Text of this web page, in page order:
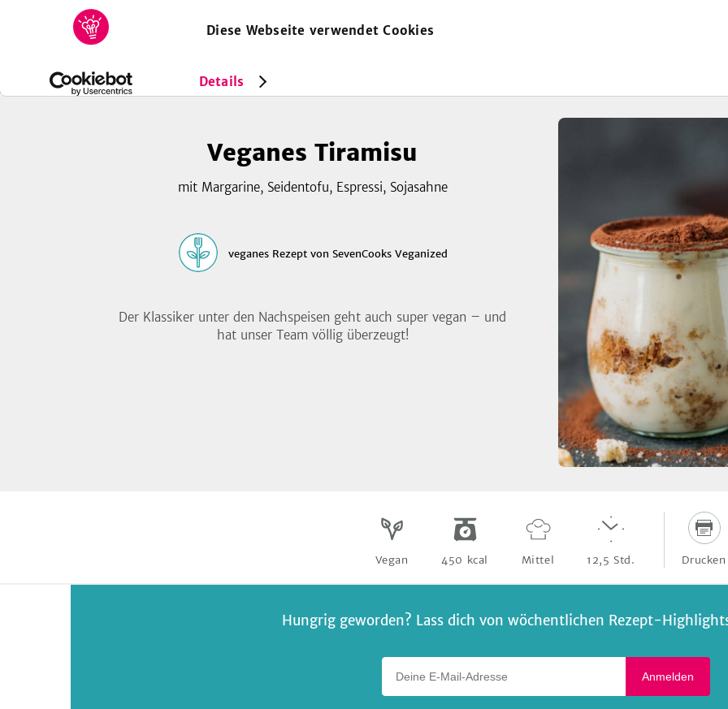
Diese Webseite verwendet Cookies
Details
REZEPTE SAMMLUNGEN MAGAZIN
Rezepte Vegan Veganes Tiramisu
Bild
3
zeigen
Veganes Tiramisu
mit Margarine, Seidentofu, Espressi, Sojasahne
veganes Rezeptvon SevenCooks Veganized
Der Klassiker unter den Nachspeisen geht auch super vegan – und
hat unser Team völlig überzeugt!
Vegan 450 kcal Mittel 12,5 Std. Drucken
Hungrig geworden? Lass dich von wöchentlichen Rezept-
Anmelden